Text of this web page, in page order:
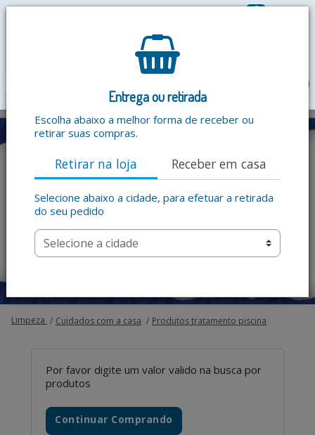
0
Entrega ou retirada
Escolha abaixo a melhor forma de receber ou
retirar suas compras.
Retirar na loja Receber em casa
Selecione abaixo a cidade, para efetuar a retirada
do seu pedido
Limpeza Cuidados com a casa Produtos tratamento piscina
Por favor digite um valor valido na busca por
produtos
Continuar Comprando